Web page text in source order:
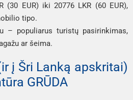
(30 EUR) iki 20776 LKR (60 EUR),
tipo.
– populiarus turistų pasirinkimas,
ar šeima.
į Šri Lanką apskritai)
GRŪDA